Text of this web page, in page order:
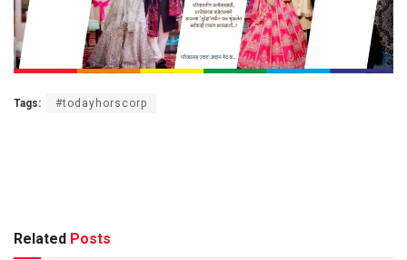
Tags: #todayhorscorp
Related Posts